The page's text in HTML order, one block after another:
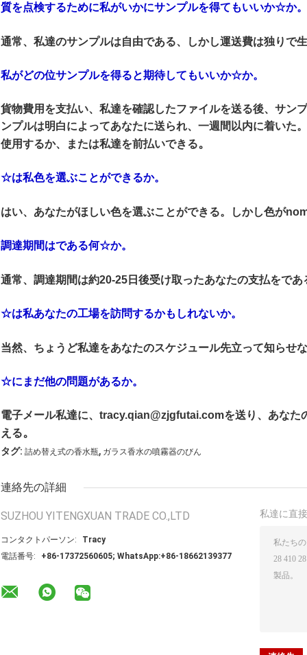
質を点検するために私がいかにサンプルを得てもいいか☆か。
通常、私達のサンプルは自由である、しかし運送費は独りで
私がどの位サンプルを得ると期待してもいいか☆か。
貨物費用を支払い、私達を確認したファイルを送る後、サン
ンプルは明白によってあなたに送られ、一週間以内に着いた
使用するか、または私達を前払いできる。
☆は私色を選ぶことができるか。
はい、あなたがほしい色を選ぶことができる。しかし色が
調達期間はである何☆か。
通常、調達期間は約20-25日後受け取ったあなたの支払をであ
☆は私あなたの工場を訪問するかもしれないか。
当然、ちょうど私達をあなたのスケジュール先立って知らせ
☆にまだ他の問題があるか。
電子メール私達に、tracy.qian@zjgfutai.comを送り、あなた
える。
タグ: 詰め替え式の香水瓶, ガラス香水の噴霧器のびん
連絡先の詳細
SUZHOU YITENGXUAN TRADE CO.,LTD
コンタクトパーソン:
Tracy
電話番号:
+86-17372560605; WhatsApp:+86-18662139377
私達に直